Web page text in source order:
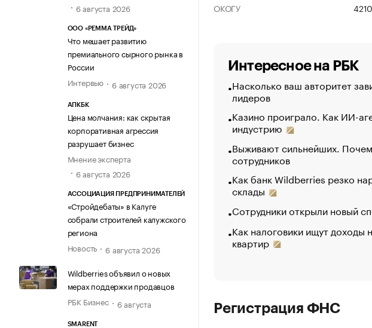
6 августа 2026
ООО «РЕММА ТРЕЙД»
Что мешает развитию
премиального сырного рынка в
России
Интервью
6 августа 2026
АПКБК
Цена молчания: как скрытая
корпоративная агрессия
разрушает бизнес
Мнение эксперта
6 августа 2026
АССОЦИАЦИЯ ПРЕДПРИНИМАТЕЛЕЙ
«Стройдебаты» в Калуге
собрали строителей калужского
региона
Новость
6 августа 2026
Wildberries объявил о новых
мерах поддержки продавцов
РБК Бизнес
6 августа
SMARENT
ОКОГУ
Интересное на РБК
Насколько ваш авторитет
лидеров
Казино проиграло. Как ИИ-
индустрию
Выживают сильнейших.
сотрудников
Как банк Wildberries резко
склады
Сотрудники открыли новый
Как налоговики ищут доходы
квартир
Регистрация ФНС